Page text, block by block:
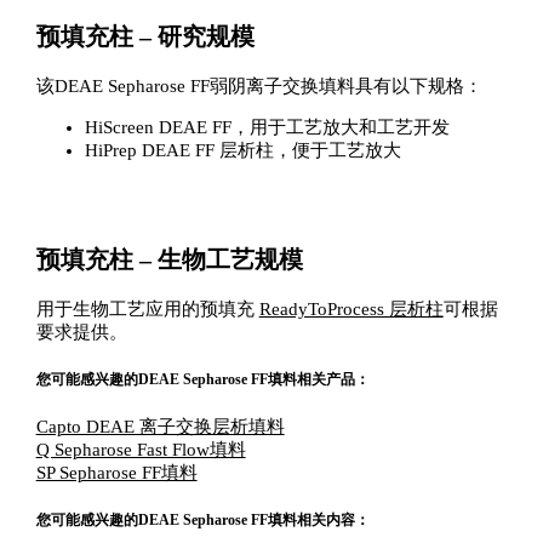
预填充柱 – 研究规模
该DEAE Sepharose FF弱阴离子交换填料具有以下规格：
HiScreen DEAE FF，用于工艺放大和工艺开发
HiPrep DEAE FF 层析柱，便于工艺放大
预填充柱 – 生物工艺规模
用于生物工艺应用的预填充 ReadyToProcess 层析柱可根据
要求提供。
您可能感兴趣的DEAE Sepharose FF填料相关产品：
Capto DEAE 离子交换层析填料
Q Sepharose Fast Flow填料
SP Sepharose FF填料
您可能感兴趣的DEAE Sepharose FF填料相关内容：